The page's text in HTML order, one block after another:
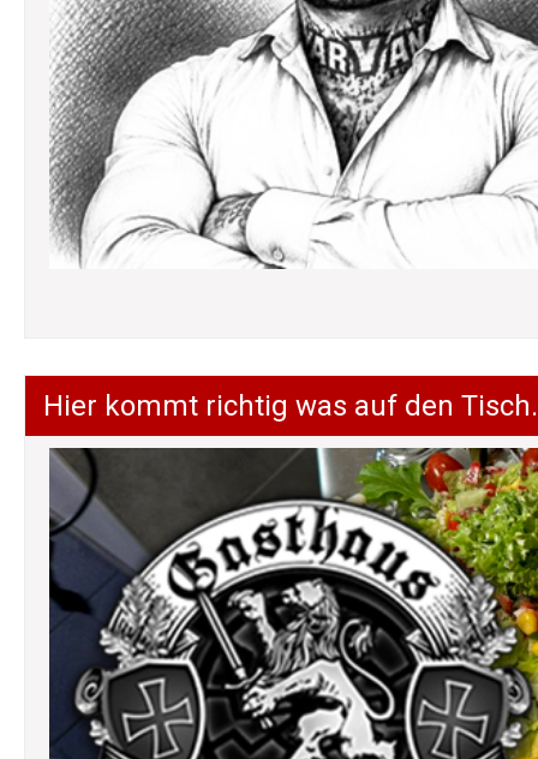
Hier kommt richtig was auf den Tisch.